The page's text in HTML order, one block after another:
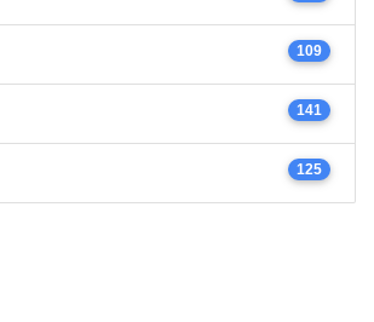
109
141
125